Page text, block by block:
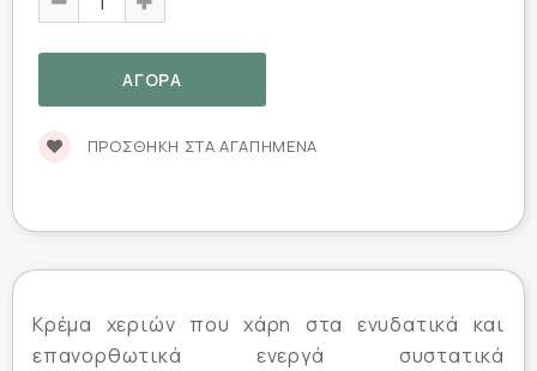
ΠΡΟΣΘΉΚΗ ΣΤΑ ΑΓΑΠΗΜΈΝΑ
Κρέμα χεριών που χάρη στα ενυδατικά και
επανορθωτικά ενεργά συστατικά